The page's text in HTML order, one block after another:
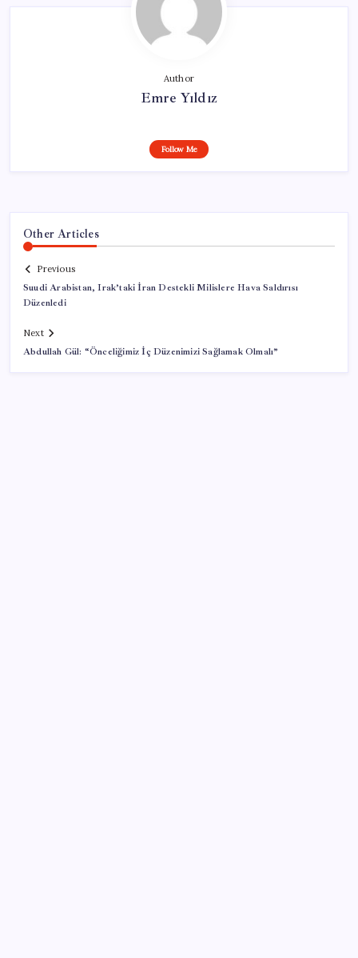
Author
Emre Yıldız
Follow Me
Other Articles
Previous
Suudi Arabistan, Irak’taki İran Destekli Milislere Hava Saldırısı
Düzenledi
Next
Abdullah Gül: “Önceliğimiz İç Düzenimizi Sağlamak Olmalı”